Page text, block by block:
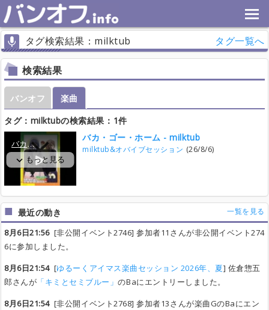
タグ検索結果：milktub タグ一覧へ
検索結果
バンオフ
楽曲
タグ：milktubの検索結果：1件
バカ・ゴー・ホーム - milktub
milktub&オバイブセッション (26/8/6)
最近の動き 一覧を見る
8月6日21:56[非公開イベント2746] 参加者11さんが非公開イベント274
6に参加しました。
8月6日21:54[ゆるーくアイマス楽曲セッション 2026年、夏] 佐倉惣五
郎さんが 「キミとセミブルー」のBaにエントリーしました。
8月6日21:54[非公開イベント2768] 参加者13さんが楽曲GのBaにエン